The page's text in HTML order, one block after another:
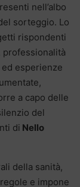
nell’albo
sorteggio. Lo
rispondenti
esperienze
a capo delle
del
di Nello
della sanità,
e impone